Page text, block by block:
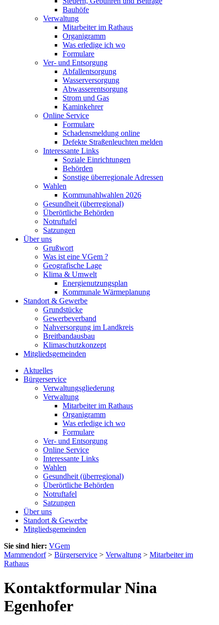
Bauhöfe
Verwaltung
Mitarbeiter im Rathaus
Organigramm
Was erledige ich wo
Formulare
Ver- und Entsorgung
Abfallentsorgung
Wasserversorgung
Abwasserentsorgung
Strom und Gas
Kaminkehrer
Online Service
Formulare
Schadensmeldung online
Defekte Straßenleuchten melden
Interessante Links
Soziale Einrichtungen
Behörden
Sonstige überregionale Adressen
Wahlen
Kommunahlwahlen 2026
Gesundheit (überregional)
Überörtliche Behörden
Notruftafel
Satzungen
Über uns
Grußwort
Was ist eine VGem ?
Geografische Lage
Klima & Umwelt
Energienutzungsplan
Kommunale Wärmeplanung
Standort & Gewerbe
Grundstücke
Gewerbeverband
Nahversorgung im Landkreis
Breitbandausbau
Klimaschutzkonzept
Mitgliedsgemeinden
Aktuelles
Bürgerservice
Verwaltungsgliederung
Verwaltung
Mitarbeiter im Rathaus
Organigramm
Was erledige ich wo
Formulare
Ver- und Entsorgung
Online Service
Interessante Links
Wahlen
Gesundheit (überregional)
Überörtliche Behörden
Notruftafel
Satzungen
Über uns
Standort & Gewerbe
Mitgliedsgemeinden
Sie sind hier: VGem
Mammendorf> Bürgerservice > Verwaltung > Mitarbeiter im
Rathaus
Kontaktformular Nina
Egenhofer